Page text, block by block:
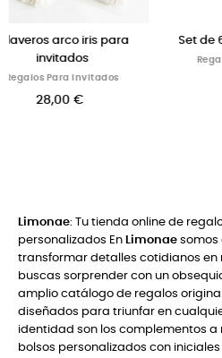
Set de 6 velas olor vintage
Regalos Para Invitados
28,00 €
Limonae: Tu tienda online de
personalizados En Limonae somos
transformar detalles cotidianos en
buscas sorprender con un
amplio catálogo de regalos
diseñados para triunfar en
identidad son los complementos
bolsos personalizados con